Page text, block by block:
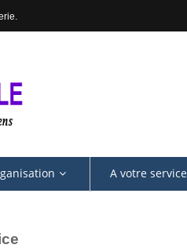
A votre service